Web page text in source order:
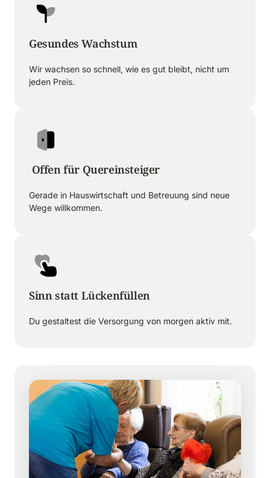
Gesundes Wachstum
Wir wachsen so schnell, wie es gut bleibt, nicht um
jeden Preis.
Offen für Quereinsteiger
Gerade in Hauswirtschaft und Betreuung sind neue
Wege willkommen.
Sinn statt Lückenfüllen
Du gestaltest die Versorgung von morgen aktiv mit.